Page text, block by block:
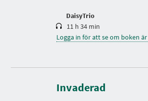
DaisyTrio
11 h 34 min
Logga in för att se om boken
Invaderad
S
e
l